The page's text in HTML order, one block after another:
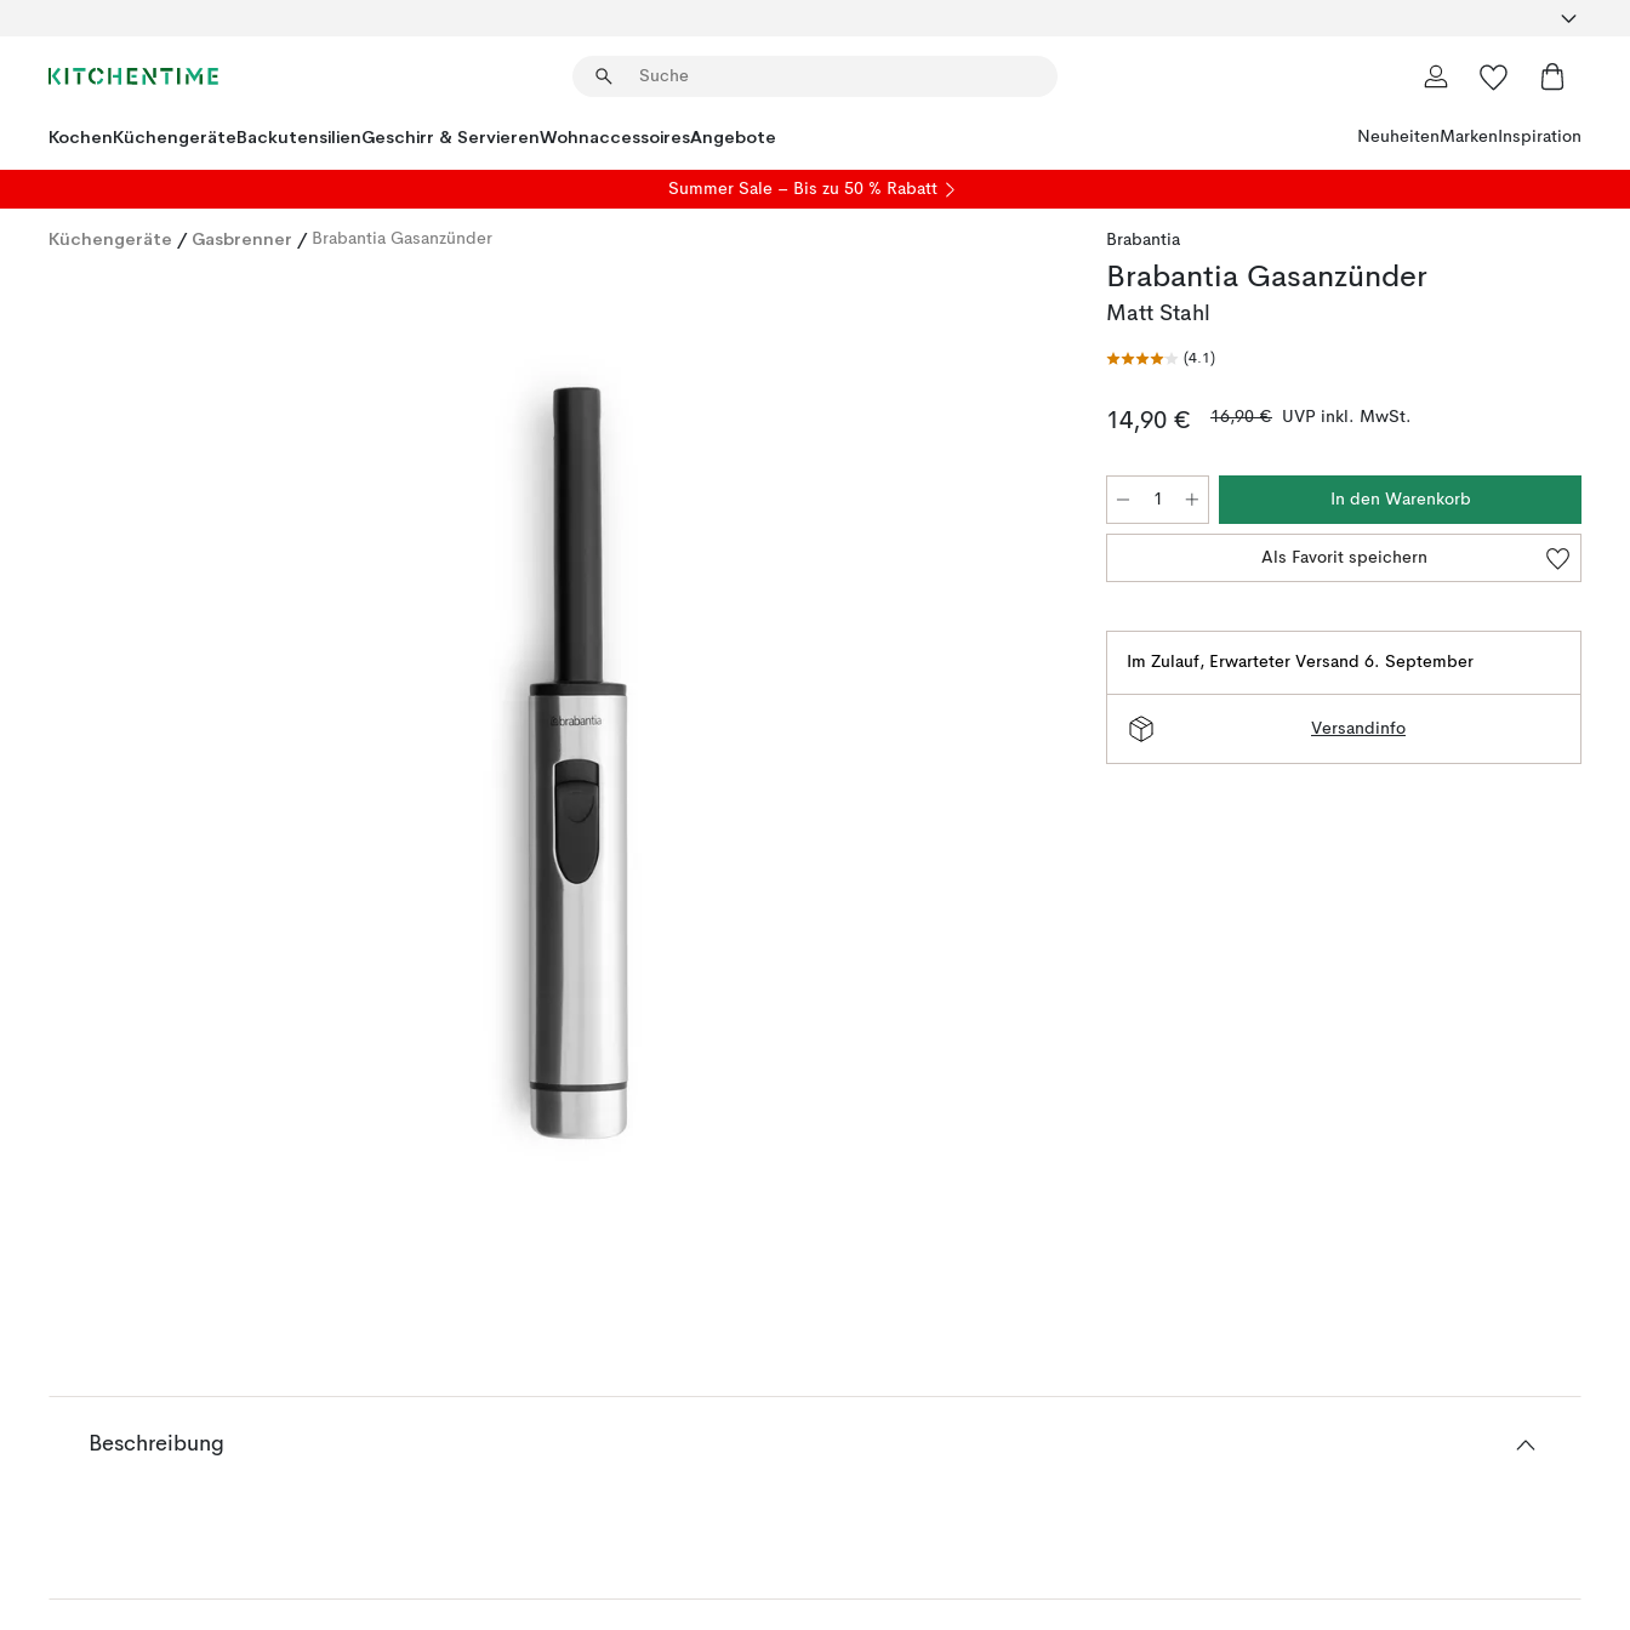
KochenKüchengeräteBackutensilienGeschirr & ServierenWohnaccessoiresAngebote NeuheitenMarken Inspiration
Summer Sale – Bis zu 50 % Rabatt
Küchengeräte / Gasbrenner / Brabantia Gasanzünder Brabantia
Brabantia Gasanzünder
Matt Stahl
(4.1 )
14,90 € 16,90 € UVP inkl. MwSt.
In den Warenkorb
Als Favorit speichern
Im Zulauf, Erwarteter Versand 6. September
Versandinfo
Beschreibung